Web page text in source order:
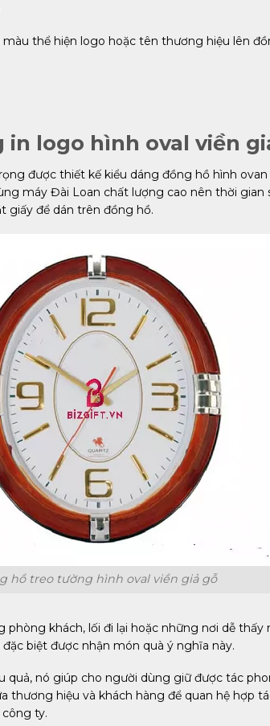
thể hiện logo hoặc tên thương hiệu lên
logo hình oval viền
được thiết kế kiểu dáng đồng hồ hình ovan
máy Đài Loan chất lượng cao nên thời gian
giấy để dán trên đồng hồ.
hồ treo tường hình oval viền giả gỗ
khách, lối đi lại hoặc những nơi dễ
biệt được nhận món quà ý nghĩa này.
quả, nó giúp cho người dùng giữ được tác
hiệu và khách hàng để quan hệ hợp
ty.